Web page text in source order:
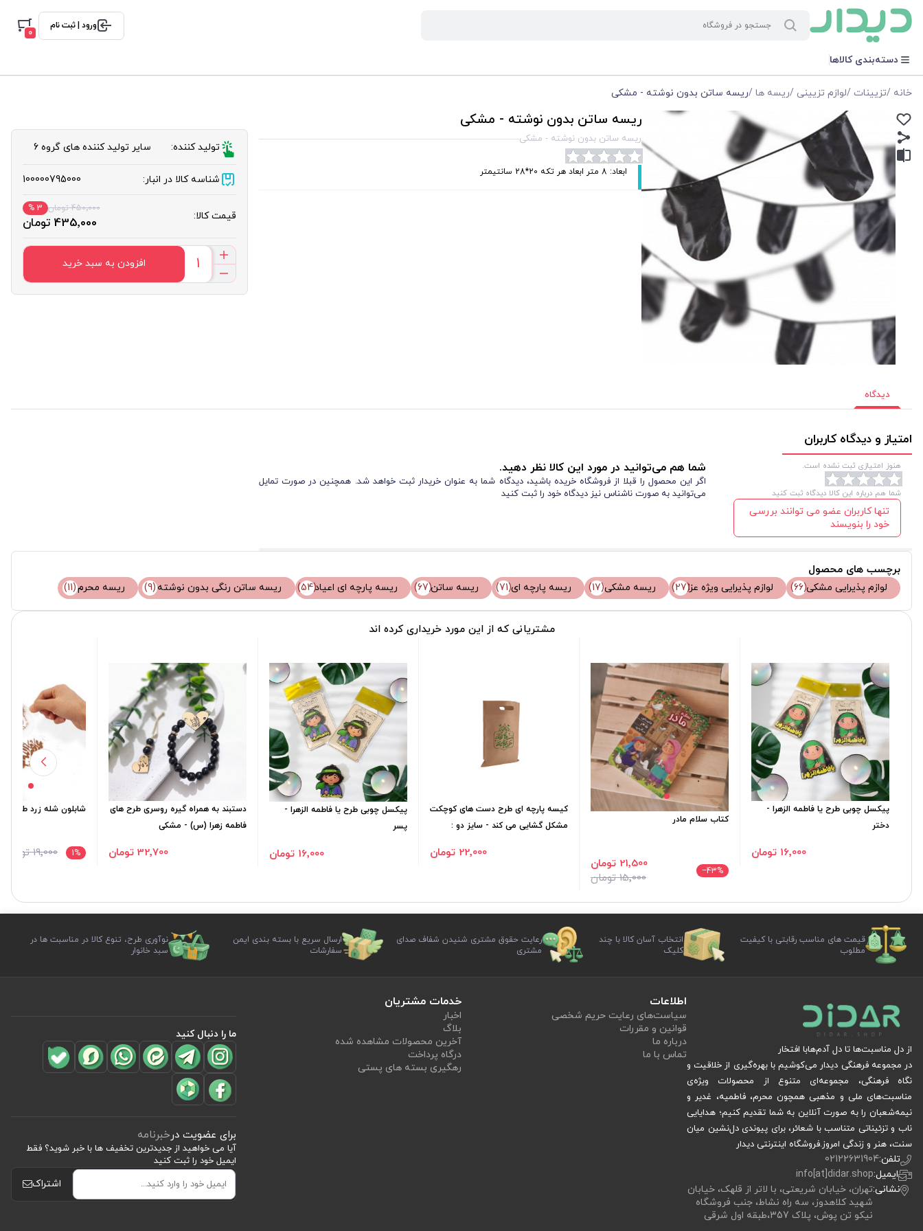
ورود | ثبت نام
0
دسته‌بندی کالاها
خانه /تزیینات /لوازم تزیینی /ریسه ها /ریسه ساتن بدون نوشته - مشکی
ریسه ساتن بدون نوشته - مشکی
ریسه ساتن بدون نوشته - مشکی
ابعاد: 8 متر ابعاد هر تکه 20*28 سانتیمتر
تولید کننده: سایر تولید کننده های گروه 6
شناسه کالا در انبار: 100000795000
قیمت کالا:
450٬000 تومان 3 %
435٬000 تومان
افزودن به سبد خرید
دیدگاه
امتیاز و دیدگاه کاربران
هنوز امتیازی ثبت نشده است.
شما هم درباره این کالا دیدگاه ثبت کنید
تنها کاربران عضو می توانند بررسی
خود را بنویسند
شما هم می‌توانید در مورد این کالا نظر دهید.
اگر این محصول را قبلا از فروشگاه خریده باشید، دیدگاه شما به عنوان خریدار ثبت خواهد شد. همچنین در صورت تمایل
می‌توانید به صورت ناشناس نیز دیدگاه خود را ثبت کنید
برچسب های محصول
لوازم پذیرایی مشکی(66) لوازم پذیرایی ویژه عزا(27) ریسه مشکی(17) ریسه پارچه ای(71) ریسه ساتن(67) ریسه پارچه ای اعیاد(54) ریسه ساتن رنگی بدون نوشته (9) ریسه محرم(11)
مشتریانی که از این مورد خریداری کرده اند
پیکسل چوبی طرح یا فاطمه الزهرا -
دختر
16٬000 تومان
کتاب سلام مادر
‎−43% 15٬000 تومان
21٬500 تومان
کیسه پارچه ای طرح دست های کوچکت
مشکل گشایی می کند - سایز دو :
22٬000 تومان
پیکسل چوبی طرح یا فاطمه الزهرا -
پسر
16٬000 تومان
دستبند به همراه گیره روسری طرح های
فاطمه زهرا (س) - مشكی
32٬700 تومان
شابلون شله زرد طرح
1% 19٬000 تومان
قیمت های مناسب رقابتی با کیفیت
مطلوب
انتخاب آسان کالا با چند
کلیک
رعایت حقوق مشتری شنیدن شفاف صدای
مشتری
ارسال سریع با بسته بندی ایمن
سفارشات
نوآوری طرح، تنوع کالا در مناسبت ها در
سبد خانوار
از دل مناسبت‌ها تا دل آدم‌هابا افتخار
در مجموعه فرهنگی دیدار می‌کوشیم با بهره‌گیری از خلاقیت و
نگاه فرهنگی، مجموعه‌ای متنوع از محصولات ویژه‌ی
مناسبت‌های ملی و مذهبی همچون محرم، فاطمیه، غدیر و
نیمه‌شعبان را به صورت آنلاین به شما تقدیم کنیم؛ هدایایی
ناب و تزئیناتی متناسب با شعائر، برای پیوندی دل‌نشین میان
سنت، هنر و زندگی امروز.فروشگاه اینترنتی دیدار
تلفن:02122631904
ایمیل:info[at]didar.shop
نشانی:تهران، خیابان شریعتی، با لاتر از قلهک، خیابان
شهید کلاهدوز، سه راه نشاط، جنب فروشگاه
نیکو تن پوش، پلاک 357،طبقه اول شرقی
اطلاعات
سیاست‏‌های رعایت حریم شخصی
قوانین و مقررات
درباره ما
تماس با ما
خدمات مشتریان
اخبار
بلاگ
آخرین محصولات مشاهده شده
درگاه پرداخت
رهگیری بسته های پستی
ما را دنبال کنید
برای عضویت درخبرنامه
آیا می خواهید از جدید‌ترین تخفیف‌ ها با‌ خبر شوید؟ فقط
ایمیل خود را ثبت کنید
اشتراک